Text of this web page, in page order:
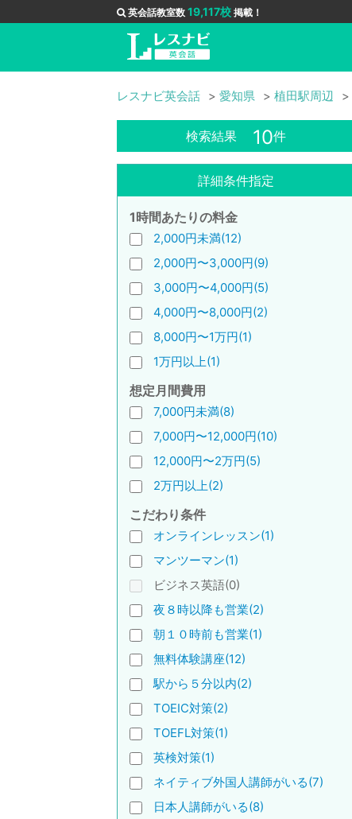
英会話教室数 19,117校 掲載！
レスナビ英会話 愛知県 植田駅周辺
検索結果 10件
詳細条件指定
1時間あたりの料金
2,000円未満(12)
2,000円〜3,000円(9)
3,000円〜4,000円(5)
4,000円〜8,000円(2)
8,000円〜1万円(1)
1万円以上(1)
想定月間費用
7,000円未満(8)
7,000円〜12,000円(10)
12,000円〜2万円(5)
2万円以上(2)
こだわり条件
オンラインレッスン(1)
マンツーマン(1)
ビジネス英語(0)
夜８時以降も営業(2)
朝１０時前も営業(1)
無料体験講座(12)
駅から５分以内(2)
TOEIC対策(2)
TOEFL対策(1)
英検対策(1)
ネイティブ外国人講師がいる(7)
日本人講師がいる(8)